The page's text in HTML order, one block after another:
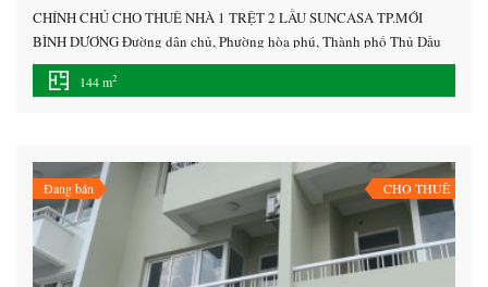
CHÍNH CHỦ CHO THUÊ NHÀ 1 TRỆT 2 LẦU SUNCASA TP.MỚI
BÌNH DƯƠNG Đường dân chủ, Phường hòa phú, Thành phố Thủ Dầu
Một, Bình Dương • 16 triệu/tháng • Diện tích: 144 m² • Vị trí : trung
tâm thành phố mới bình dương. Nhà gần KCN VSIP 2 , Sóng Thần 3,
144 m2
Đang bán CHO THUÊ